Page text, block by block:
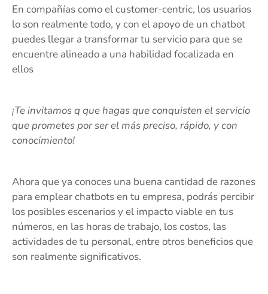
En compañías como el customer-centric, los usuarios
lo son realmente todo, y con el apoyo de un chatbot
puedes llegar a transformar tu servicio para que se
encuentre alineado a una habilidad focalizada en
ellos
¡Te invitamos q que hagas que conquisten el servicio
que prometes por ser el más preciso, rápido, y con
conocimiento!
Ahora que ya conoces una buena cantidad de razones
para emplear chatbots en tu empresa, podrás percibir
los posibles escenarios y el impacto viable en tus
números, en las horas de trabajo, los costos, las
actividades de tu personal, entre otros beneficios que
son realmente significativos.